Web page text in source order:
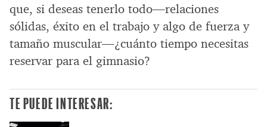
que, si deseas tenerlo todo—relaciones
sólidas, éxito en el trabajo y algo de fuerza y
tamaño muscular—¿cuánto tiempo necesitas
reservar para el gimnasio?
TE PUEDE INTERESAR: